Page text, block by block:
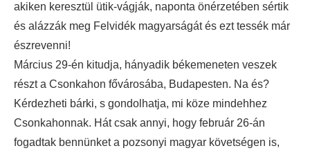
akiken keresztül ütik-vágják, naponta önérzetében sértik
és alázzák meg Felvidék magyarságát és ezt tessék már
észrevenni!
Március 29-én kitudja, hányadik békemeneten veszek
részt a Csonkahon fővárosába, Budapesten. Na és?
Kérdezheti bárki, s gondolhatja, mi köze mindehhez
Csonkahonnak. Hát csak annyi, hogy február 26-án
fogadtak bennünket a pozsonyi magyar követségen is,